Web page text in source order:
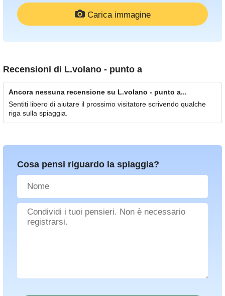
Carica immagine
Recensioni di L.volano - punto a
Ancora nessuna recensione su L.volano - punto a...
Sentiti libero di aiutare il prossimo visitatore scrivendo qualche
riga sulla spiaggia.
Cosa pensi riguardo la spiaggia?